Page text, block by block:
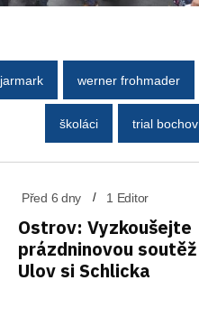
jarmark werner frohmader
školáci trial bochov
Před 6 dny 1 Editor
Ostrov: Vyzkoušejte
prázdninovou soutěž
Ulov si Schlicka